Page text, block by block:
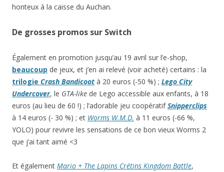
honteux à la caisse du Auchan.
De grosses promos sur Switch
Également en promotion jusqu’au 19 avril sur l’e-shop,
beaucoup de jeux, et j’en ai relevé (voir acheté) certains : la
trilogie Crash Bandicoot à 20 euros (-50 %) ; Lego City
Undercover, le GTA-like de Lego accessible aux enfants, à 18
euros (au lieu de 60 !) ; l’adorable jeu coopératifSnipperclips
à 14 euros (- 30 %) ; et Worms W.M.D. à 11 euros (-66 %,
YOLO) pour revivre les sensations de ce bon vieux Worms 2
que j’ai tant aimé <3
Et également Mario + The Lapins Crétins Kingdom Battle,